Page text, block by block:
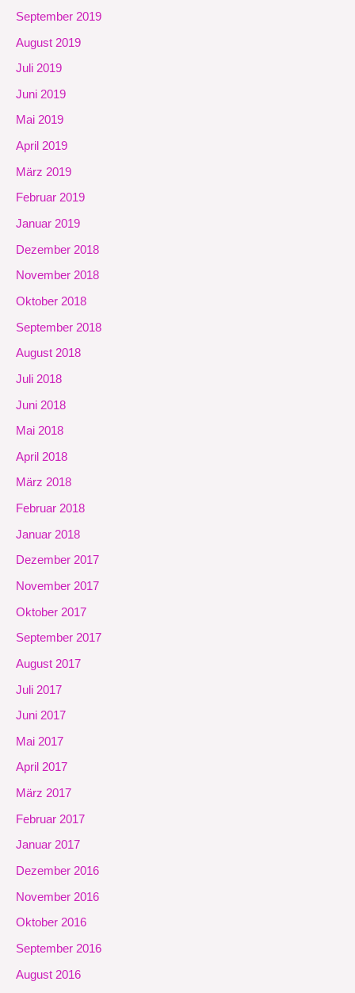
September 2019
August 2019
Juli 2019
Juni 2019
Mai 2019
April 2019
März 2019
Februar 2019
Januar 2019
Dezember 2018
November 2018
Oktober 2018
September 2018
August 2018
Juli 2018
Juni 2018
Mai 2018
April 2018
März 2018
Februar 2018
Januar 2018
Dezember 2017
November 2017
Oktober 2017
September 2017
August 2017
Juli 2017
Juni 2017
Mai 2017
April 2017
März 2017
Februar 2017
Januar 2017
Dezember 2016
November 2016
Oktober 2016
September 2016
August 2016